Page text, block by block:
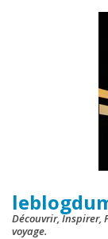
Découvrir, Inspirer,
voyage.